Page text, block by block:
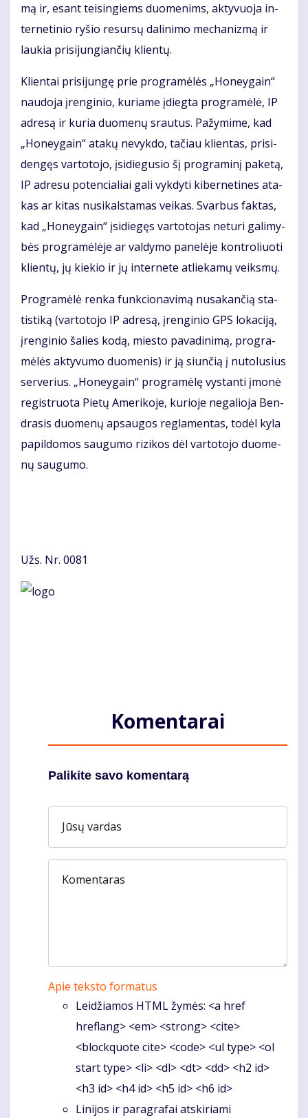
mą ir, esant tei­sin­giems duo­me­nims, ak­ty­vuo­ja in­
ter­ne­ti­nio ry­šio re­sur­sų da­li­ni­mo me­cha­niz­mą ir
lau­kia pri­si­jun­gian­čių klien­tų.
Klien­tai pri­si­jun­gę prie pro­gra­mė­lės „Ho­ne­y­gain“
nau­do­ja įren­gi­nio, ku­ria­me įdieg­ta pro­gra­mė­lė, IP
ad­re­są ir ku­ria duo­me­nų srau­tus. Pa­žy­mi­me, kad
„Ho­ne­y­gain“ ata­kų ne­vyk­do, ta­čiau klien­tas, pri­si­
den­gęs var­to­to­jo, įsi­die­gu­sio šį pro­gra­mi­nį pa­ke­tą,
IP ad­re­su po­ten­cia­liai ga­li vyk­dy­ti ki­ber­ne­ti­nes ata­
kas ar ki­tas nu­si­kals­ta­mas vei­kas. Svar­bus fak­tas,
kad „Ho­ne­y­gain“ įsi­die­gęs var­to­to­jas ne­tu­ri ga­li­my­
bės pro­gra­mė­lė­je ar val­dy­mo pa­ne­lė­je kon­tro­liuo­ti
klien­tų, jų kie­kio ir jų in­ter­ne­te at­lie­ka­mų veiks­mų.
Pro­gra­mė­lė ren­ka funk­cio­na­vi­mą nu­sa­kan­čią sta­
tis­ti­ką (var­to­to­jo IP ad­re­są, įren­gi­nio GPS lo­ka­ci­ją,
įren­gi­nio ša­lies ko­dą, mies­to pa­va­di­ni­mą, pro­gra­
mė­lės ak­ty­vu­mo duo­me­nis) ir ją siun­čią į nu­to­lu­sius
ser­ve­rius. „Ho­ne­y­gain“ pro­gra­mė­lę vys­tan­ti įmo­nė
re­gist­ruo­ta Pie­tų Ame­ri­ko­je, ku­rio­je ne­ga­lio­ja Ben­
dra­sis duo­me­nų ap­sau­gos reg­la­men­tas, to­dėl ky­la
pa­pil­do­mos sau­gu­mo ri­zi­kos dėl var­to­to­jo duo­me­
nų sau­gu­mo.
Užs. Nr. 0081
Komentarai
Palikite savo komentarą
Jūsų vardas
Komentaras
Apie teksto formatus
Leidžiamos HTML žymės: <a href
hreflang> <em> <strong> <cite>
<blockquote cite> <code> <ul type> <ol
start type> <li> <dl> <dt> <dd> <h2 id>
<h3 id> <h4 id> <h5 id> <h6 id>
Linijos ir paragrafai atskiriami